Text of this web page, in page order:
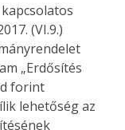
(VI.9.)
„Erdősítés
forint
lehetőség az